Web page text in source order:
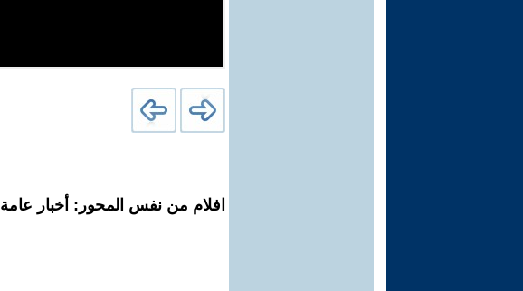
افلام من نفس المحور: أخبار عامة